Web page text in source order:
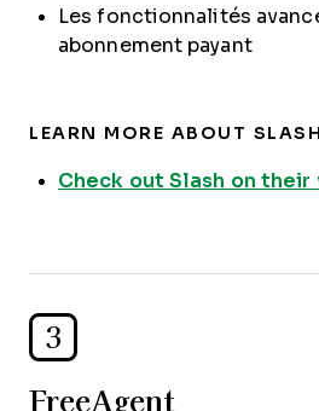
Les fonctionnalités
abonnement payant
LEARN MORE ABOUT
Check out Slash on their
3
FreeAgent